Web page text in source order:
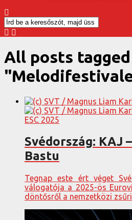
All posts tagged
ESC 2025
Svédország: KAJ
Bastu
Tegnap este ért véget
válogatója a 2025-ös
döntősről a nemzetközi zsűri